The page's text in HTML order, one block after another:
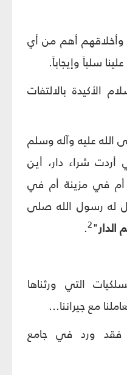
وأخلاقهم أهم من أي
سلباً وإيجاباً.
الأكيدة بالالتفات
الله عليه وآله وسلم
أردت شراء دار، أين
أم في مزينة أم في
له رسول الله صلى
الدار"
2
.
التي ورثناها
مع جيراننا...
ورد في جامع